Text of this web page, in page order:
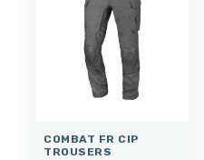
COMBAT FR CIP
TROUSERS